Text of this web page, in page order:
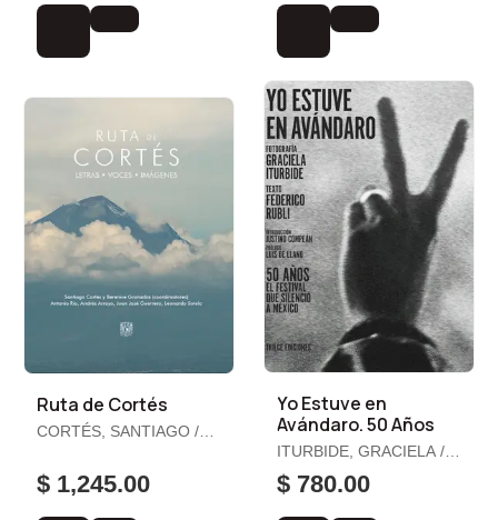
Ruta de Cortés
CORTÉS, SANTIAGO /
$ 1,245.00
Yo Estuve en
Avándaro. 50 Años
ITURBIDE, GRACIELA /
RUBLI, FEDERICO
$ 780.00